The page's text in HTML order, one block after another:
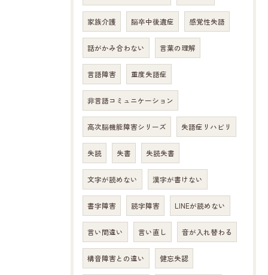
家族介護 脳卒中後遺症 感覚性失語
話がかみ合わない 言葉の理解
言語障害 重度失語症
非言語コミュニケーション
高次脳機能障害シリーズ 失語症リハビリ
失読 失書 失読失書
文字が読めない 漢字が書けない
書字障害 読字障害 LINEが読めない
言い間違い 言い直し 音が入れ替わる
構音障害との違い 健忘失認